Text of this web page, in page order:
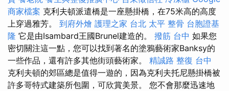
商家檔案 克利夫頓派遣橋是一座懸掛橋，在75米高的高度
上穿過雅芳。 到府外燴 護理之家 台北 太平 整骨 台胞證基
隆 它是由Isambard王國Brunel建造的。 撥筋 台中 如果您
密切關注這一點，您可以找到著名的塗鴉藝術家Banksy的
一些作品，還有許多其他街頭藝術家。 精誠路 整復 台中
克利夫頓的郊區總是值得一遊的，因為克利夫托尼懸掛橋被
許多哥特式建築所包圍，可欣賞美景。 您不會那麼迅速地